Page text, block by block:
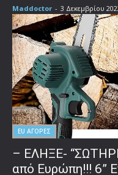
Maddoctor - 3 Δεκεμβρίου
EU ΑΓΟΡΕΣ
– ΕΛΗΞΕ-
από Ευρώπη!!! 6”